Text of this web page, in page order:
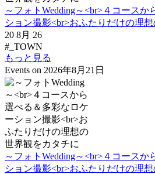
～フォトWedding～<br>４コース
ション撮影<br>おふたりだけの理
20 8月 26
#_TOWN
もっと見る
Events on 2026年8月21日
～フォトWedding～<br>４コース
ション撮影<br>おふたりだけの理